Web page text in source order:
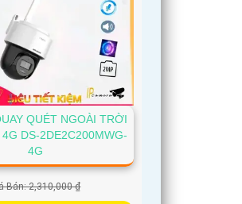
QUÉT NGOÀI TRỜI
DS-2DE2C200MWG-
4G
Bán: 2,310,000 ₫